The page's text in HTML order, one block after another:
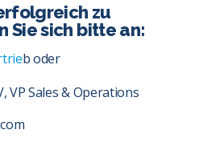
zu
Sie sich bitte an:
b oder
VP Sales & Operations